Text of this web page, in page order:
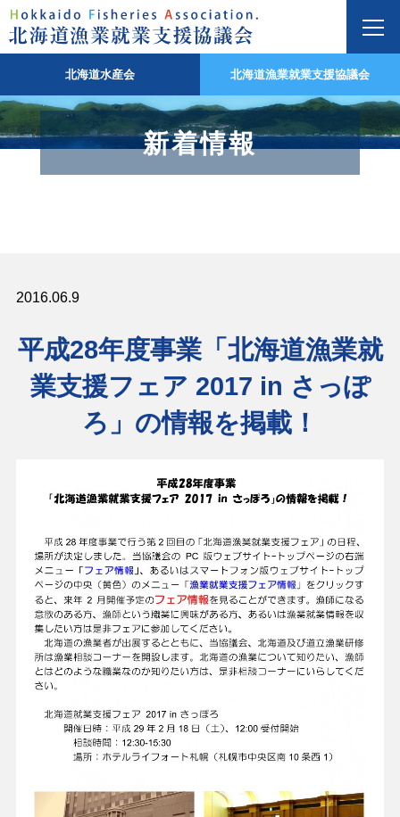
北海道水産会 北海道漁業就業支援協議会
新着情報
2016.06.9
平成28年度事業「北海道漁業就
業支援フェア 2017 in さっぽ
ろ」の情報を掲載！